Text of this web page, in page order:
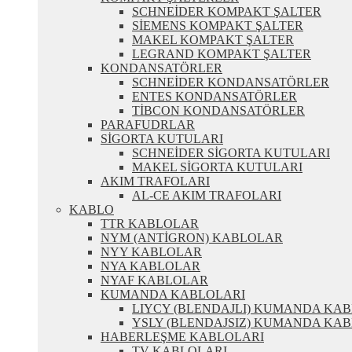
SCHNEİDER KOMPAKT ŞALTER
SİEMENS KOMPAKT ŞALTER
MAKEL KOMPAKT ŞALTER
LEGRAND KOMPAKT ŞALTER
KONDANSATÖRLER
SCHNEİDER KONDANSATÖRLER
ENTES KONDANSATÖRLER
TİBCON KONDANSATÖRLER
PARAFUDRLAR
SİGORTA KUTULARI
SCHNEİDER SİGORTA KUTULARI
MAKEL SİGORTA KUTULARI
AKIM TRAFOLARI
AL-CE AKIM TRAFOLARI
KABLO
TTR KABLOLAR
NYM (ANTİGRON) KABLOLAR
NYY KABLOLAR
NYA KABLOLAR
NYAF KABLOLAR
KUMANDA KABLOLARI
LIYCY (BLENDAJLI) KUMANDA
YSLY (BLENDAJSIZ) KUMANDA
HABERLEŞME KABLOLARI